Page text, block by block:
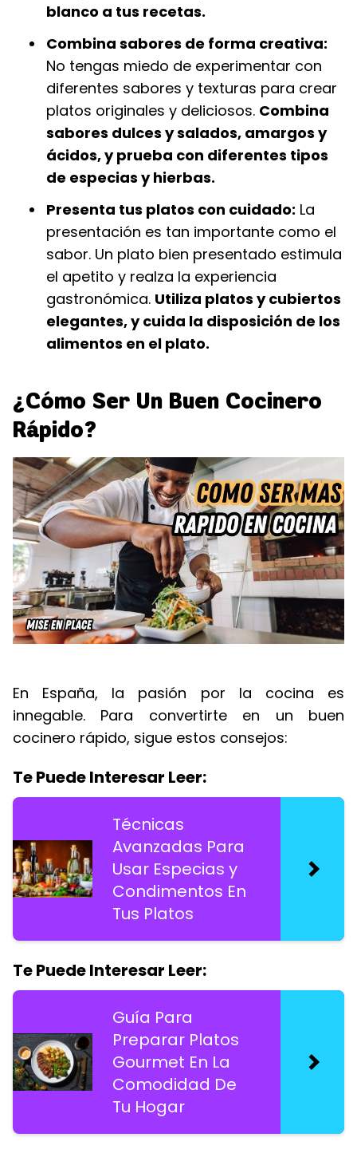
blanco a tus recetas.
Combina sabores de forma creativa:
No tengas miedo de experimentar con
diferentes sabores y texturas para crear
platos originales y deliciosos. Combina
sabores dulces y salados, amargos y
ácidos, y prueba con diferentes tipos
de especias y hierbas.
Presenta tus platos con cuidado: La
presentación es tan importante como el
sabor. Un plato bien presentado estimula
el apetito y realza la experiencia
gastronómica. Utiliza platos y cubiertos
elegantes, y cuida la disposición de los
alimentos en el plato.
¿Cómo Ser Un Buen Cocinero
Rápido?
En España, la pasión por la cocina es
innegable. Para convertirte en un buen
cocinero rápido, sigue estos consejos:
Te Puede Interesar Leer:
Técnicas
Avanzadas Para
Usar Especias y
Condimentos En
Tus Platos
Te Puede Interesar Leer:
Guía Para
Preparar Platos
Gourmet En La
Comodidad De
Tu Hogar